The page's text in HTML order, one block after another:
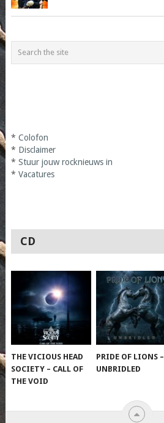
* Colofon
* Disclaimer
* Stuur jouw rocknieuws in
* Vacatures
CD
THE VICIOUS HEAD
SOCIETY – CALL OF
THE VOID
PRIDE OF LIONS –
UNBRIDLED